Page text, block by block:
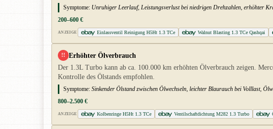
Symptome: Unruhiger Leerlauf, Leistungsverlust bei niedrigen Drehzahlen, erhöhter
200–600 €
ANZEIGE Einlassventil Reinigung H5Ht 1.3 TCe Walnut Blasting 1.3 TCe Qashqai
!! Erhöhter Ölverbrauch
Der 1.3L Turbo kann ab ca. 100.000 km erhöhten Ölverbrauch zeigen.
Kontrolle des Ölstands empfohlen.
Symptome: Sinkender Ölstand zwischen Ölwechseln, leichter Blaurauch bei Volllast,
800–2.500 €
ANZEIGE Kolbenringe H5Ht 1.3 TCe Ventilschaftdichtung M282 1.3 Turbo